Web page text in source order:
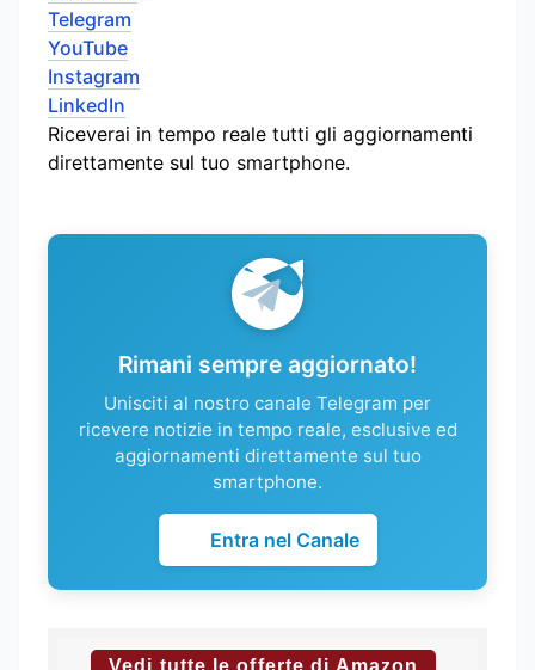
Telegram
YouTube
Instagram
LinkedIn
Riceverai in tempo reale tutti gli aggiornamenti
direttamente sul tuo smartphone.
Rimani sempre aggiornato!
Unisciti al nostro canale Telegram per
ricevere notizie in tempo reale, esclusive ed
aggiornamenti direttamente sul tuo
smartphone.
Entra nel Canale